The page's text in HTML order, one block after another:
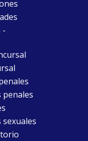
-
penales
sexuales